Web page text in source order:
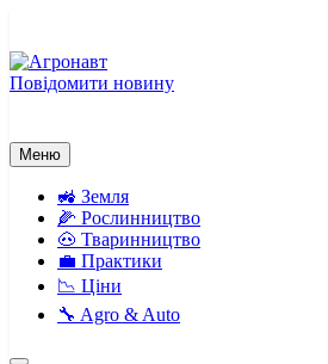
вмісту
Повідомити новину
Меню
🚜 Земля
🌽 Рослинництво
🐽 Тваринництво
💼 Практики
📉 Ціни
🔧 Agro & Auto